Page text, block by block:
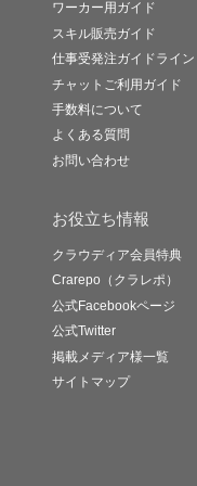
ワーカー用ガイド
スキル販売ガイド
仕事受発注ガイドライン
チャットご利用ガイド
手数料について
よくある質問
お問い合わせ
お役立ち情報
クラウディア会員特典
Crarepo（クラレポ）
公式Facebookページ
公式Twitter
掲載メディア様一覧
サイトマップ